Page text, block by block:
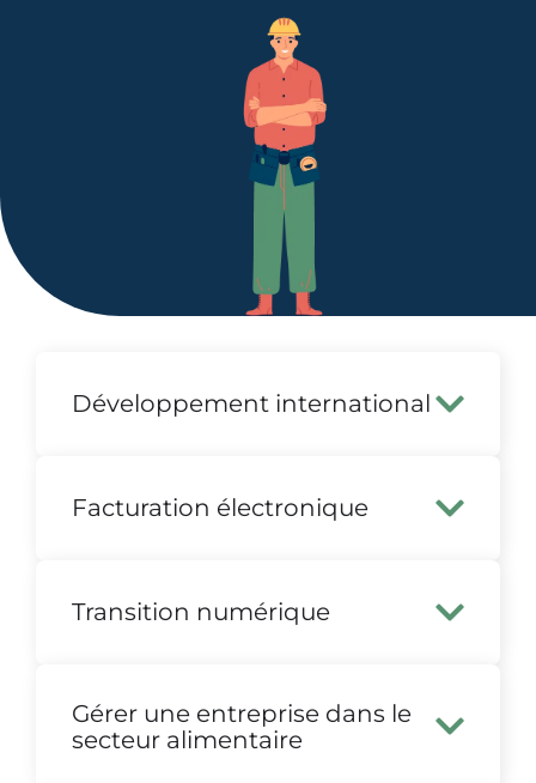
Développement international
Facturation électronique
Transition numérique
Gérer une entreprise dans le
secteur alimentaire